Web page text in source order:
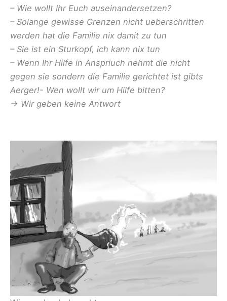
– Wie wollt Ihr Euch auseinandersetzen?
– Solange gewisse Grenzen nicht ueberschritten
werden hat die Familie nix damit zu tun
– Sie ist ein Sturkopf, ich kann nix tun
– Wenn Ihr Hilfe in Anspriuch nehmt die nicht
gegen sie sondern die Familie gerichtet ist gibts
Aerger!- Wen wollt wir um Hilfe bitten?
-> Wir geben keine Antwort